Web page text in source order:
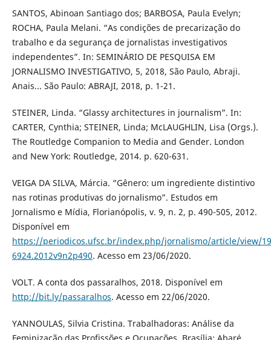
SANTOS, Abinoan Santiago dos; BARBOSA, Paula Evelyn;
ROCHA, Paula Melani. “As condições de precarização do
trabalho e da segurança de jornalistas investigativos
independentes”. In: SEMINÁRIO DE PESQUISA EM
JORNALISMO INVESTIGATIVO, 5, 2018, São Paulo, Abraji.
Anais... São Paulo: ABRAJI, 2018, p. 1-21.
STEINER, Linda. “Glassy architectures in journalism”. In:
CARTER, Cynthia; STEINER, Linda; McLAUGHLIN, Lisa (Orgs.).
The Routledge Companion to Media and Gender. London
and New York: Routledge, 2014. p. 620-631.
VEIGA DA SILVA, Márcia. “Gênero: um ingrediente distintivo
nas rotinas produtivas do jornalismo”. Estudos em
Jornalismo e Mídia, Florianópolis, v. 9, n. 2, p. 490-505, 2012.
Disponível em
https://periodicos.ufsc.br/index.php/jornalismo/article/view/
6924.2012v9n2p490. Acesso em 23/06/2020.
VOLT. A conta dos passaralhos, 2018. Disponível em
http://bit.ly/passaralhos. Acesso em 22/06/2020.
YANNOULAS, Silvia Cristina. Trabalhadoras: Análise da